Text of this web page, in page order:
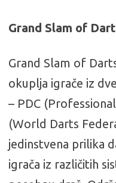
Grand Slam of
Grand Slam of
okuplja igrače iz
– PDC
(World Darts
jedinstvena prilika
igrača iz različitih